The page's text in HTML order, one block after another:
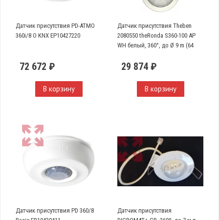
Датчик присутствия PD-ATMO
360i/8 O KNX EP10427220
72 672 ₽
В корзину
Датчик присутствия Theben
2080550 theRonda S360-100 AP
WH белый, 360°, до Ø 9 m (64
29 874 ₽
В корзину
Датчик присутствия PD 360/8
Датчик присутствия